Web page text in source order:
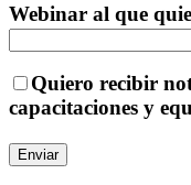
Webinar al que
Quiero recibir
capacitaciones y